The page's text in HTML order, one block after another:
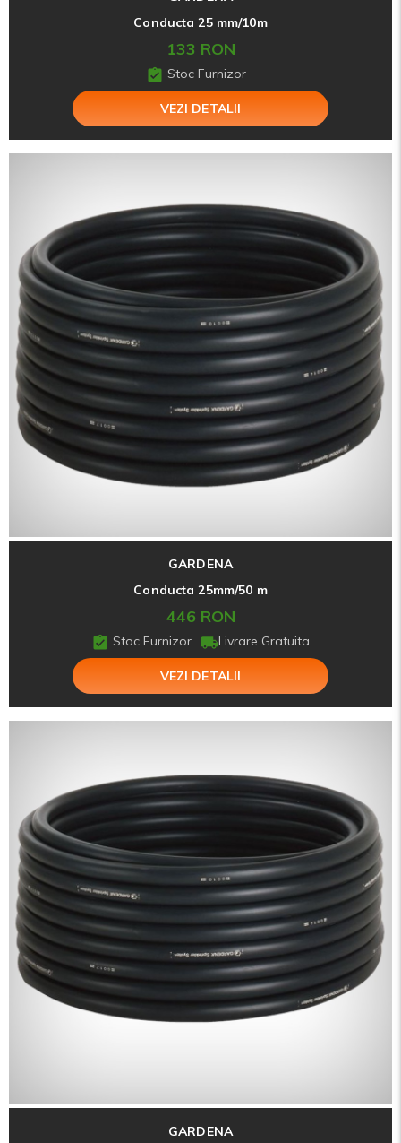
Conducta 25 mm/10m
133 RON
Stoc Furnizor
VEZI DETALII
GARDENA
Conducta 25mm/50 m
446 RON
Stoc Furnizor Livrare Gratuita
VEZI DETALII
GARDENA